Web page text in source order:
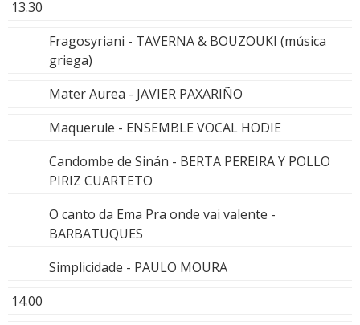
13.30
Fragosyriani - TAVERNA & BOUZOUKI (música
griega)
Mater Aurea - JAVIER PAXARIÑO
Maquerule - ENSEMBLE VOCAL HODIE
Candombe de Sinán - BERTA PEREIRA Y POLLO
PIRIZ CUARTETO
O canto da Ema Pra onde vai valente -
BARBATUQUES
Simplicidade - PAULO MOURA
14.00